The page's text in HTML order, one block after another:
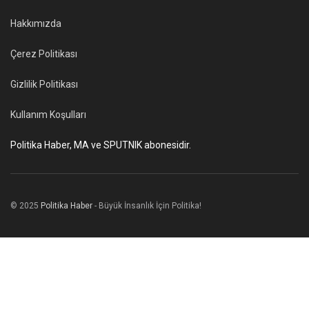
Hakkımızda
Çerez Politikası
Gizlilik Politikası
Kullanım Koşulları
Politika Haber, MA ve SPUTNIK abonesidir.
© 2025 Politika Haber - Büyük İnsanlık İçin Politika!